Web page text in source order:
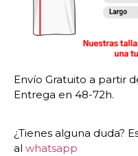
Envío Gratuito a partir
Entrega en 48-72h.
¿Tienes alguna duda?
al whatsapp